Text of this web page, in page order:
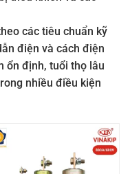
các tiêu chuẩn kỹ
điện và cách điện
ổn định, tuổi thọ lâu
nhiều điều kiện